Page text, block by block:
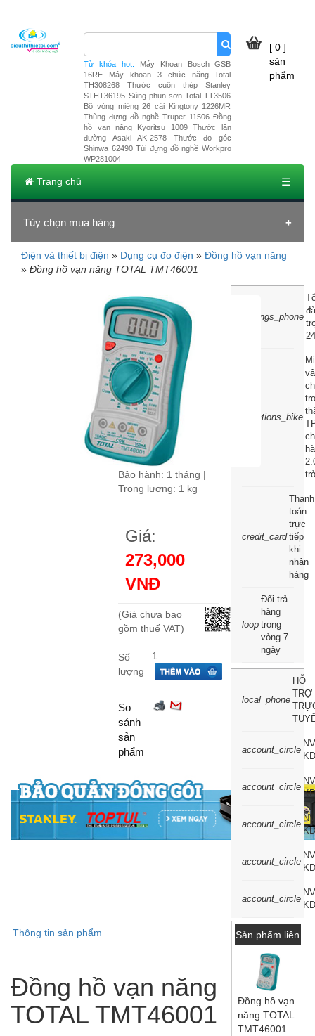
Từ khóa hot: Máy Khoan Bosch GSB
16RE
Máy khoan 3 chức năng Total
TH308268
Thước cuộn thép Stanley
STHT36195 Súng phun sơn Total TT3506
Bộ vòng miệng 26 cái Kingtony 1226MR
Thùng đựng đồ nghề Truper 11506 Đồng
hồ vạn năng Kyoritsu 1009
Thước lăn
đường Asaki AK-2578
Thước đo góc
Shinwa 62490 Túi đựng đồ nghề Workpro
WP281004
[ 0 ]
sản
phẩm
Trang chủ ☰
Tùy chọn mua hàng
Điện và thiết bị điện » Dụng cụ đo điện » Đồng hồ vạn năng
» Đồng hồ vạn năng TOTAL TMT46001
Đồng hồ vạn
năng TOTAL
TMT46001
Mã sản phẩm:TOT-
460-205
Thương hiệu:Total
Trung Quốc
Tình trạng:
Đang có
hàng
Bảo hành: 1 tháng |
Trọng lượng: 1 kg
Giá:
273,000
VNĐ
(Giá chưa bao
gồm thuế VAT)
Số
lượng
So
sánh
sản
phẩm
settings_phone
directions_bike
credit_card
Thanh
toán
trực
tiếp
khi
nhận
hàng
loop
Đổi trả
hàng
trong
vòng 7
ngày
local_phone
HỖ
TRỢ
account_circle
account_circle
account_circle
account_circle
account_circle
Thông tin sản phẩm
Đồng hồ vạn năng
TOTAL TMT46001
Sản phẩm liên
quan
Đồng hồ vạn
năng TOTAL
TMT46001